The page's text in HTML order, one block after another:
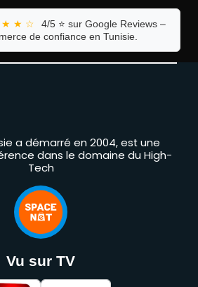
★ ☆
4/5 ⭐ sur Google Reviews –
de confiance en Tunisie.
a démarré en 2004, est une
dans le domaine du High-
Tech
Vu sur TV